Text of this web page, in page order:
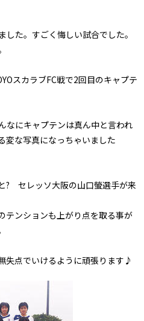
た。すごく悔しい試合でした。
スカラブFC戦で2回目のキャプテ
なにキャプテンは真ん中と言われ
変な写真になっちゃいました
? セレッソ大阪の山口螢選手が来
テンションも上がり点を取る事が
失点でいけるように頑張ります♪